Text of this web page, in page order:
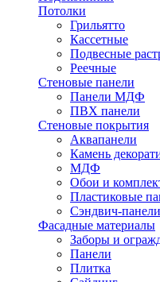
Потолки
Грильятто
Кассетные
Подвесные
Реечные
Стеновые панели
Панели МДФ
ПВХ панели
Стеновые покрытия
Аквапанели
Камень
МДФ
Обои и
Пластиковые
Сэндвич-
Фасадные материалы
Заборы и
Панели
Плитка